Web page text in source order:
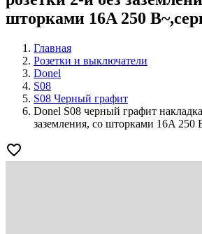
шторками 16A 250
Главная
Розетки и выключатели
Donel
S08
S08 Черный графит
Donel S08 черный графит
заземления, со шторками 16A 250
favorite_border